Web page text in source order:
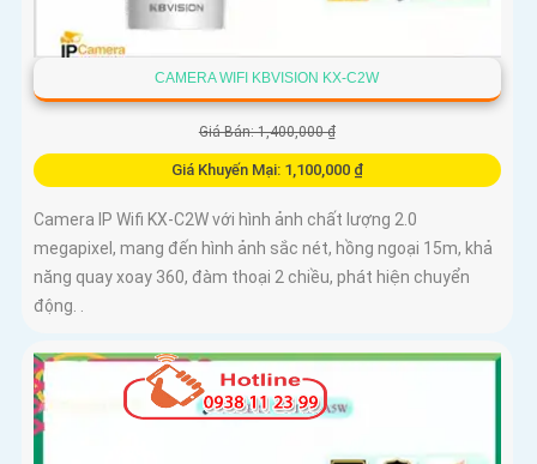
CAMERA WIFI KBVISION KX-C2W
Giá Bán: 1,400,000 ₫
Giá Khuyến Mại: 1,100,000 ₫
Camera IP Wifi KX-C2W với hình ảnh chất lượng 2.0
megapixel, mang đến hình ảnh sắc nét, hồng ngoại 15m, khả
năng quay xoay 360, đàm thoại 2 chiều, phát hiện chuyển
động. .